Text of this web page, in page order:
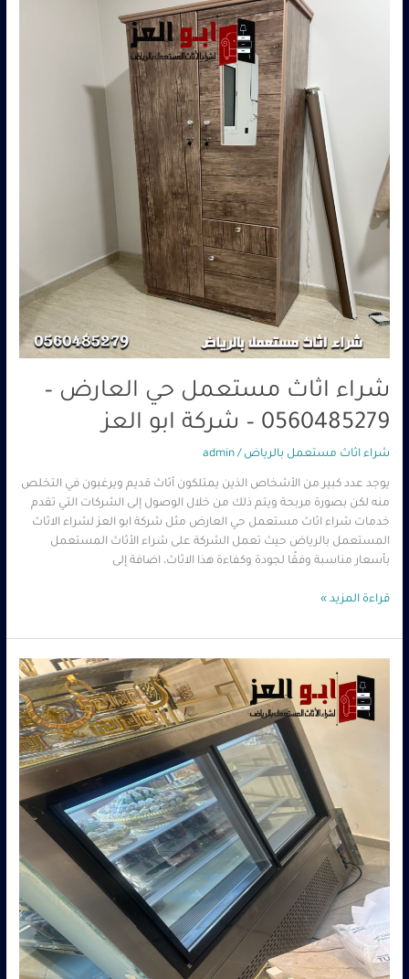
شراء اثاث مستعمل حي العارض –
0560485279 – شركة ابو العز
شراء اثاث مستعمل بالرياض /
admin
يوجد عدد كبير من الأشخاص الذين يمتلكون أثاث قديم ويرغبون في التخلص
منه لكن بصورة مربحة ويتم ذلك من خلال الوصول إلى الشركات التي تقدم
خدمات شراء اثاث مستعمل حي العارض مثل شركة ابو العز لشراء الاثاث
المستعمل بالرياض حيث تعمل الشركة على شراء الأثاث المستعمل
بأسعار مناسبة وفقًا لجودة وكفاءة هذا الاثاث، اضافة إلى
0560485279
ابو
العز
قراءة المزيد »
معدات
مطاعم
مستعملة
0560485279
ابو
العز